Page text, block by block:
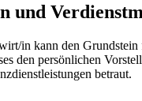
und
in kann den
den persönlichen
betraut.